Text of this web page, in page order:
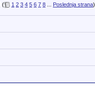
( 1 2 3 4 5 6 7 8... Poslednja strana)